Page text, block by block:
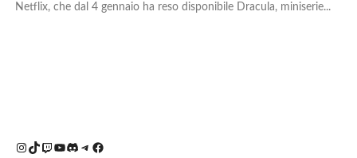
Netflix, che dal 4 gennaio ha reso disponibile Dracula, miniserie...
Instagram
TikTok
Twitch
YouTube
Discord
Telegram
Facebook